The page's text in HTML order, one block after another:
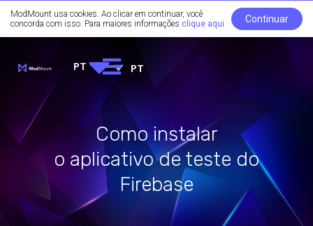
PT PT
Como instalar
o aplicativo de teste do
Firebase
ModMount usa cookies. Ao clicar em continuar, você
concorda com isso. Para maiores informações clique aqui Continuar